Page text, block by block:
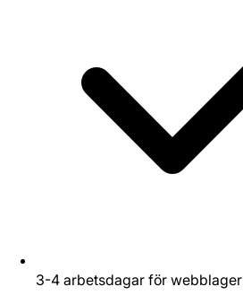
3-4 arbetsdagar för webblager